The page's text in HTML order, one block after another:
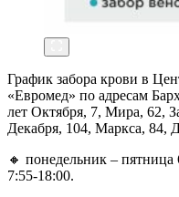
График забора крови в
«Евромед» по адресам
лет Октября, 7, Мира, 62,
Декабря, 104, Маркса, 84,
🔸 понедельник – пятница
7:55-18:00.